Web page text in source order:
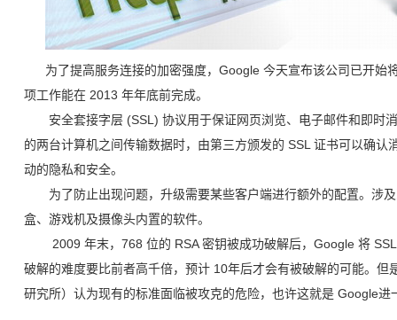
为了提高服务连接的加密强度，Google 今天宣布该公司已开始
项工作能在 2013 年年底前完成。
安全套接字层 (SSL) 协议用于保证网页浏览、电子邮件和即时
的两台计算机之间传输数据时，由第三方颁发的 SSL 证书可以确
动的隐私和安全。
为了防止出现问题，升级需要某些客户端进行额外的配置。涉
盒、游戏机及摄像头内置的软件。
2009 年末，768 位的 RSA 密钥被成功破解后，Google 将 SSL
破解的难度要比前者高千倍，预计 10年后才会有被破解的可能。
研究所）认为现有的标准面临被攻克的危险，也许这就是 Google进